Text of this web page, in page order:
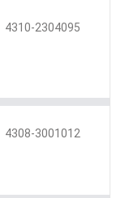
4310-2304095
4308-3001012